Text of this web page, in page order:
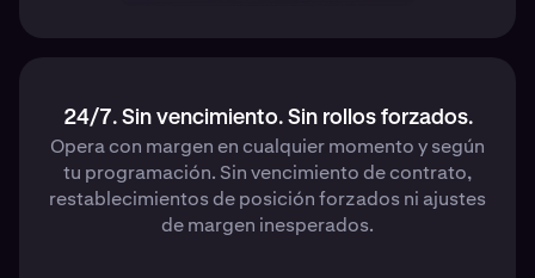
24/7. Sin vencimiento. Sin rollos forzados.
Opera con margen en cualquier momento y según
tu programación. Sin vencimiento de contrato,
restablecimientos de posición forzados ni ajustes
de margen inesperados.